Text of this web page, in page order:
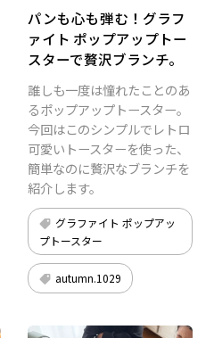
パンも心も弾む！グラフ
ァイト ポップアップトー
スターで贅沢ブランチ。
誰しも一度は憧れたことのあ
るポップアップトースター。
今回はこのシンプルでレトロ
可愛いトースターを使った、
簡単なのに贅沢なブランチを
紹介します。
グラファイト ポップアッ
プトースター
autumn.1029